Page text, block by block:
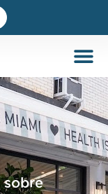
sobre